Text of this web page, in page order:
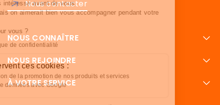
Nous contacter
NOUS CONNAÎTRE
NOUS REJOINDRE
À VOTRE SERVICE
ce site vous intéresse avant de vous
déranger, mais on aimerait bien vous accompagner pendant votre
C'est OK pour vous ?
Lire la politique de confidentialité
À quoi servent ces cookies :
Optimisation de la promotion de nos produits et services
Partage de données avec Google